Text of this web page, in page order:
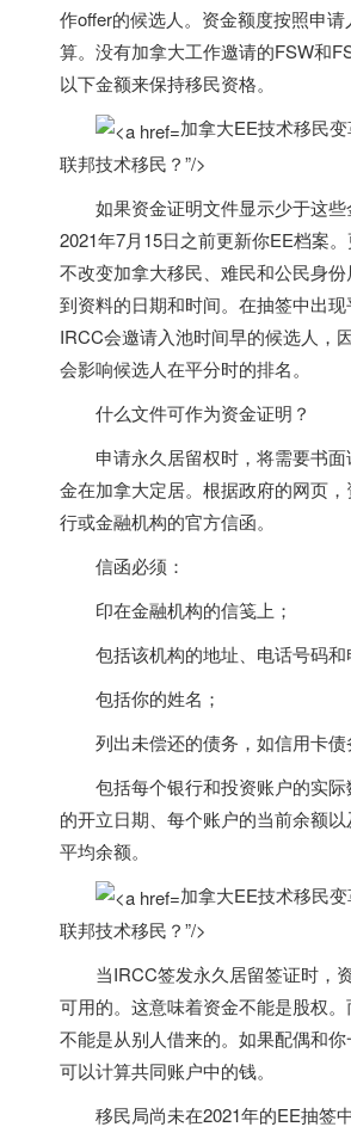
作offer的候选人。资金额度按照申
算。没有加拿大工作邀请的FSW和
以下金额来保持移民资格。
加拿大EE技术移民
联邦技术移民？”/>
如果资金证明文件显示少于这些
2021年7月15日之前更新你EE档案。
不改变加拿大移民、难民和公民身
到资料的日期和时间。在抽签中出现
IRCC会邀请入池时间早的候选人，
会影响候选人在平分时的排名。
什么文件可作为资金证明？
申请永久居留权时，将需要书
金在加拿大定居。根据政府的网页
行或金融机构的官方信函。
信函必须：
印在金融机构的信笺上；
包括该机构的地址、电话号码和
包括你的姓名；
列出未偿还的债务，如信用卡债
包括每个银行和投资账户的实
的开立日期、每个账户的当前余额
平均余额。
加拿大EE技术移民
联邦技术移民？”/>
当IRCC签发永久居留签证时，
可用的。这意味着资金不能是股权
不能是从别人借来的。如果配偶和
可以计算共同账户中的钱。
移民局尚未在2021年的EE抽签